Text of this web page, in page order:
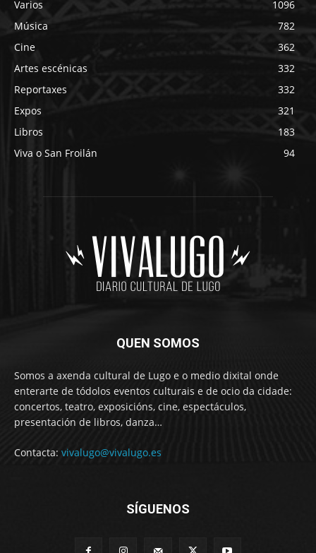
Varios
1096
Música
782
Cine
362
Artes escénicas
332
Reportaxes
332
Expos
321
Libros
183
Viva o San Froilán
94
QUEN SOMOS
Somos a axenda cultural de Lugo e o medio dixital onde
enterarte de tódolos eventos culturais e de ocio da cidade:
concertos, teatro, exposicións, cine, espectáculos,
presentación de libros, danza…
Contacta: vivalugo@vivalugo.es
SÍGUENOS